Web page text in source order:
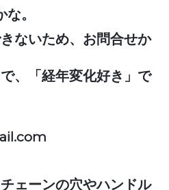
。
ないため、お問合せか
、「経年変化好き」で
ェーンの穴やハンドル